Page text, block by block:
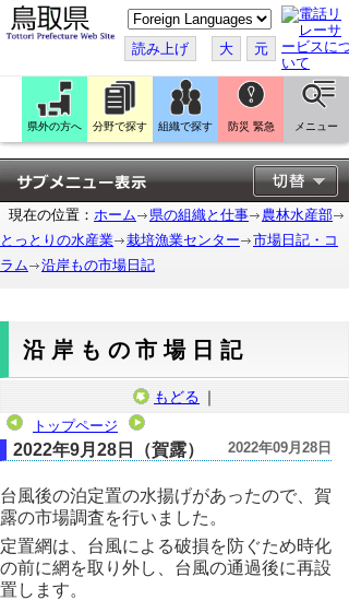
こ
の
ペ
ー
ジ
翻
訳
す
る
読み上げ 大 元
県外の方へ 分野で探す 組織で探す 防災 緊急 メニュー
現在の位置： ホーム 県の組織と仕事
農林水産部
とっとりの水産業
栽培漁業センター
市場日記・コ
ラム
沿岸もの市場日記
沿岸もの市場日記
もどる ｜
トップページ
2022年09月28日
2022年9月28日（賀露）
台風後の泊定置の水揚げがあったので、賀
露の市場調査を行いました。
定置網は、台風による破損を防ぐため時化
の前に網を取り外し、台風の通過後に再設
置します。